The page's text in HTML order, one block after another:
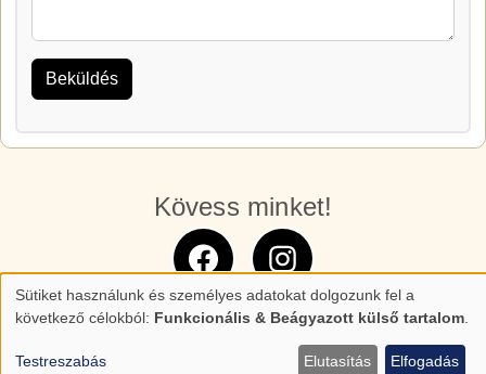
Kövess minket!
Személyes
és
Sütiket használunk és személyes adatokat dolgozunk fel a
következő célokból: Funkcionális & Beágyazott külső tartalom
Testreszabás Elutasítás Elfogadás